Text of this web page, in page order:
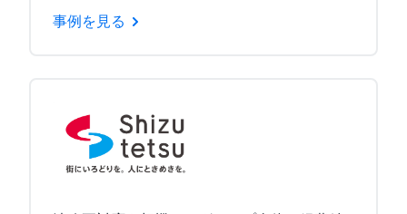
事例を見る